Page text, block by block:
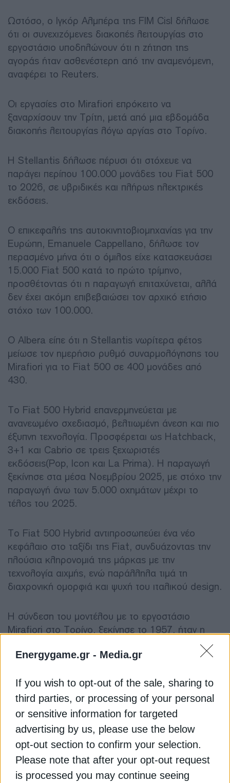
Energygame.gr - Media.gr
If you wish to opt-out of the sale, sharing to
third parties, or processing of your personal
or sensitive information for targeted
advertising by us, please use the below
opt-out section to confirm your selection.
Please note that after your opt-out request
is processed you may continue seeing
Ωστόσο, ο Ιγκόρ Αλμπέρα της FIM Cisl δήλωσε
ότι οι συνεχιζόμενες διακοπές λειτουργίας στο
εργοστάσιο υποδηλώνουν ότι η ζήτηση της
αγοράς ήταν ασθενέστερη από την αναμενόμενη,
αναφέρει το Reuters.
Οι εργασίες στο Mirafiori επρόκειτο να
ξαναρχίσουν την Τρίτη, μετά από μια εβδομάδα
διακοπής λειτουργίας λόγω αργίας στο Τορίνο.
Η Stellantis δήλωσε πέρυσι ότι στόχευε να
παράγει περίπου 100.000 μονάδες του Fiat 500
το 2026, σε υβριδικές και πλήρως ηλεκτρικές
εκδόσεις.
Ο επικεφαλής της αυτοκινητοβιομηχανίας για την
Ευρώπη, Emanuele Cappellano, δήλωσε τον
περασμένο μήνα ότι ο όμιλος είχε κατασκευάσει
15.000 Fiat 500 κατά το πρώτο τρίμηνο,
προσθέτοντας ότι η παραγωγή επιταχύνεται, αλλά
δεν έχει ακόμη επιβεβαιώσει τον αρχικό ετήσιο
στόχο των 100.000.
Ο Albera είπε ότι η Stellantis νωρίτερα φέτος
μείωσε τον ημερήσιο ρυθμό συναρμολόγησης του
Mirafiori για το Fiat 500 σε 400 μονάδες από
430.
Το Fiat 500 Hybrid επανερμηνεύεται με
ανανεωμένο σχεδιασμό, βελτιωμένη άνεση και πιο
έξυπνη τεχνολογία. Προσφέρεται ως Hatchback,
3+1 και Cabrio σε τρεις ξεχωριστές
εκδόσεις(Pop, Icon και La Prima). Η παραγωγή
ξεκίνησε στα μέσα Νοεμβρίου 2025, με στόχο την
παραγωγή άνω των 5.000 οχημάτων μέχρι το
τέλος του 2025.
Το Fiat 500 Hybrid αντιπροσωπεύει ένα νέο
κεφάλαιο στο ταξίδι της Fiat, συνδυάζοντας την
πλούσια κληρονομιά της μάρκας με την
τεχνολογία αιχμής, ενώ παράλληλα τιμά τη
διαχρονική ομορφιά και ψυχή του ιταλικού design.
H σύνδεση του μοντέλου με το εργοστάσιο
Mirafiori στο Τορίνο, ξεκίνησε το 1957, ήταν η
αρχική γενέτειρά του. Η παραγωγή του νέου 500
Hybrid ξεκίνησε επίσημα τον Νοέμβριο 2025 στο
με στόχο πάνω από 5.000 μονάδες μέχρι το τέλος
του 2025. Με πλήρη δυναμικότητα, το εργοστάσιο
του Mirafiori αναμένεται να αυξήσει την ετήσια
παραγωγή του κατά περίπου 100.000 επιπλέον
μονάδες, ενισχύοντας τον στρατηγικό του ρόλο
στο βιομηχανικό αποτύπωμα της ιταλικής φίρμας
στην πόλη της καταγωγής του Fiat 500.